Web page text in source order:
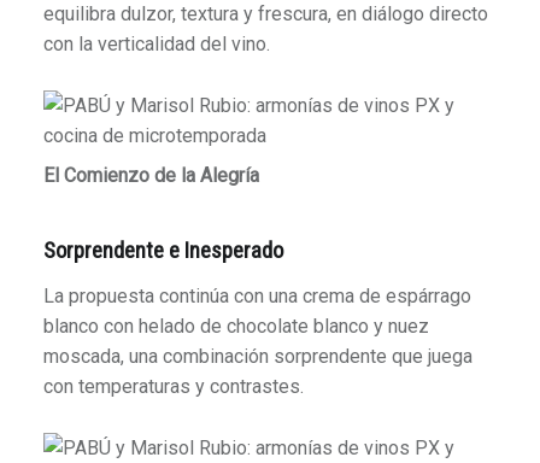
equilibra dulzor, textura y frescura, en diálogo directo
con la verticalidad del vino.
El Comienzo de la Alegría
Sorprendente e Inesperado
La propuesta continúa con una crema de espárrago
blanco con helado de chocolate blanco y nuez
moscada, una combinación sorprendente que juega
con temperaturas y contrastes.